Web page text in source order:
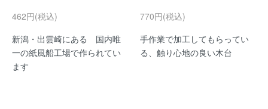
462円(税込)
新潟・出雲崎にある 国内唯
一の紙風船工場で作られてい
ます
770円(税込)
手作業で加工してもらってい
る、触り心地の良い木台